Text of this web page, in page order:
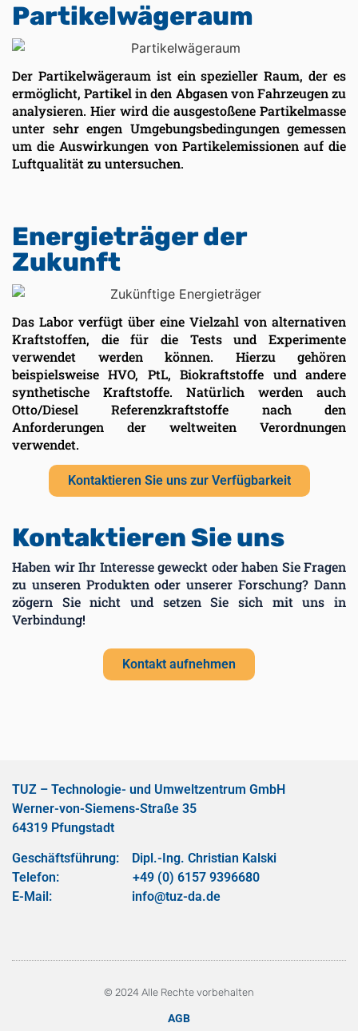
Partikelwägeraum
Der Partikelwägeraum ist ein spezieller Raum, der es
ermöglicht, Partikel in den Abgasen von Fahrzeugen zu
analysieren. Hier wird die ausgestoßene Partikelmasse
unter sehr engen Umgebungsbedingungen gemessen
um die Auswirkungen von Partikelemissionen auf die
Luftqualität zu untersuchen.
Energieträger der
Zukunft
Das Labor verfügt über eine Vielzahl von alternativen
Kraftstoffen, die für die Tests und Experimente
verwendet werden können. Hierzu gehören
beispielsweise HVO, PtL, Biokraftstoffe und andere
synthetische Kraftstoffe. Natürlich werden auch
Otto/Diesel Referenzkraftstoffe nach den
Anforderungen der weltweiten Verordnungen
verwendet.
Kontaktieren Sie uns zur Verfügbarkeit
Kontaktieren Sie uns
Haben wir Ihr Interesse geweckt oder haben Sie Fragen
zu unseren Produkten oder unserer Forschung? Dann
zögern Sie nicht und setzen Sie sich mit uns in
Verbindung!
Kontakt aufnehmen
TUZ – Technologie- und Umweltzentrum GmbH
Werner-von-Siemens-Straße 35
64319 Pfungstadt
Geschäftsführung: Dipl.-Ing. Christian Kalski
Telefon: +49 (0) 6157 9396680
E-Mail: info@tuz-da.de
© 2024 Alle Rechte vorbehalten
AGB